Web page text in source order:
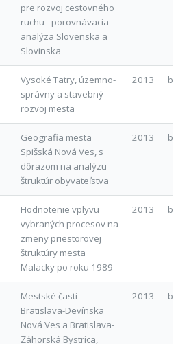
pre rozvoj cestovného
ruchu - porovnávacia
analýza Slovenska a
Slovinska
Vysoké Tatry, územno-
správny a stavebný
rozvoj mesta
2013 b
Geografia mesta
Spišská Nová Ves, s
dôrazom na analýzu
štruktúr obyvateľstva
2013 b
Hodnotenie vplyvu
vybraných procesov na
zmeny priestorovej
štruktúry mesta
Malacky po roku 1989
2013 b
Mestské časti
Bratislava-Devínska
Nová Ves a Bratislava-
Záhorská Bystrica,
2013 b